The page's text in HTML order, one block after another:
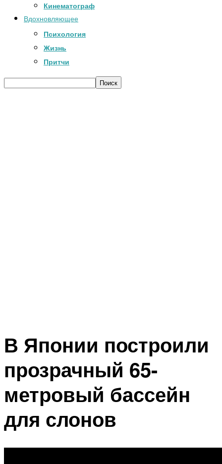
Кинематограф
Вдохновляющее
Психология
Жизнь
Притчи
В Японии построили
прозрачный 65-
метровый бассейн
для слонов